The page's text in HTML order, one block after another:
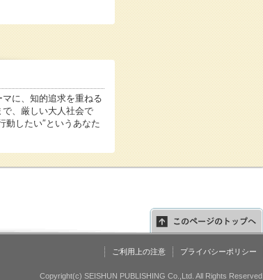
に、知的追求を重ねる
、厳しい大人社会で
動したい″というあなた
ご利用上の注意 プライバシーポリシー
Copyright(c) SEISHUN PUBLISHING Co.,Ltd. All Rights Reserved.